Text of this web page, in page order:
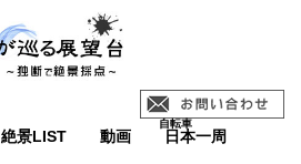
絶景LIST 動画 日本一周